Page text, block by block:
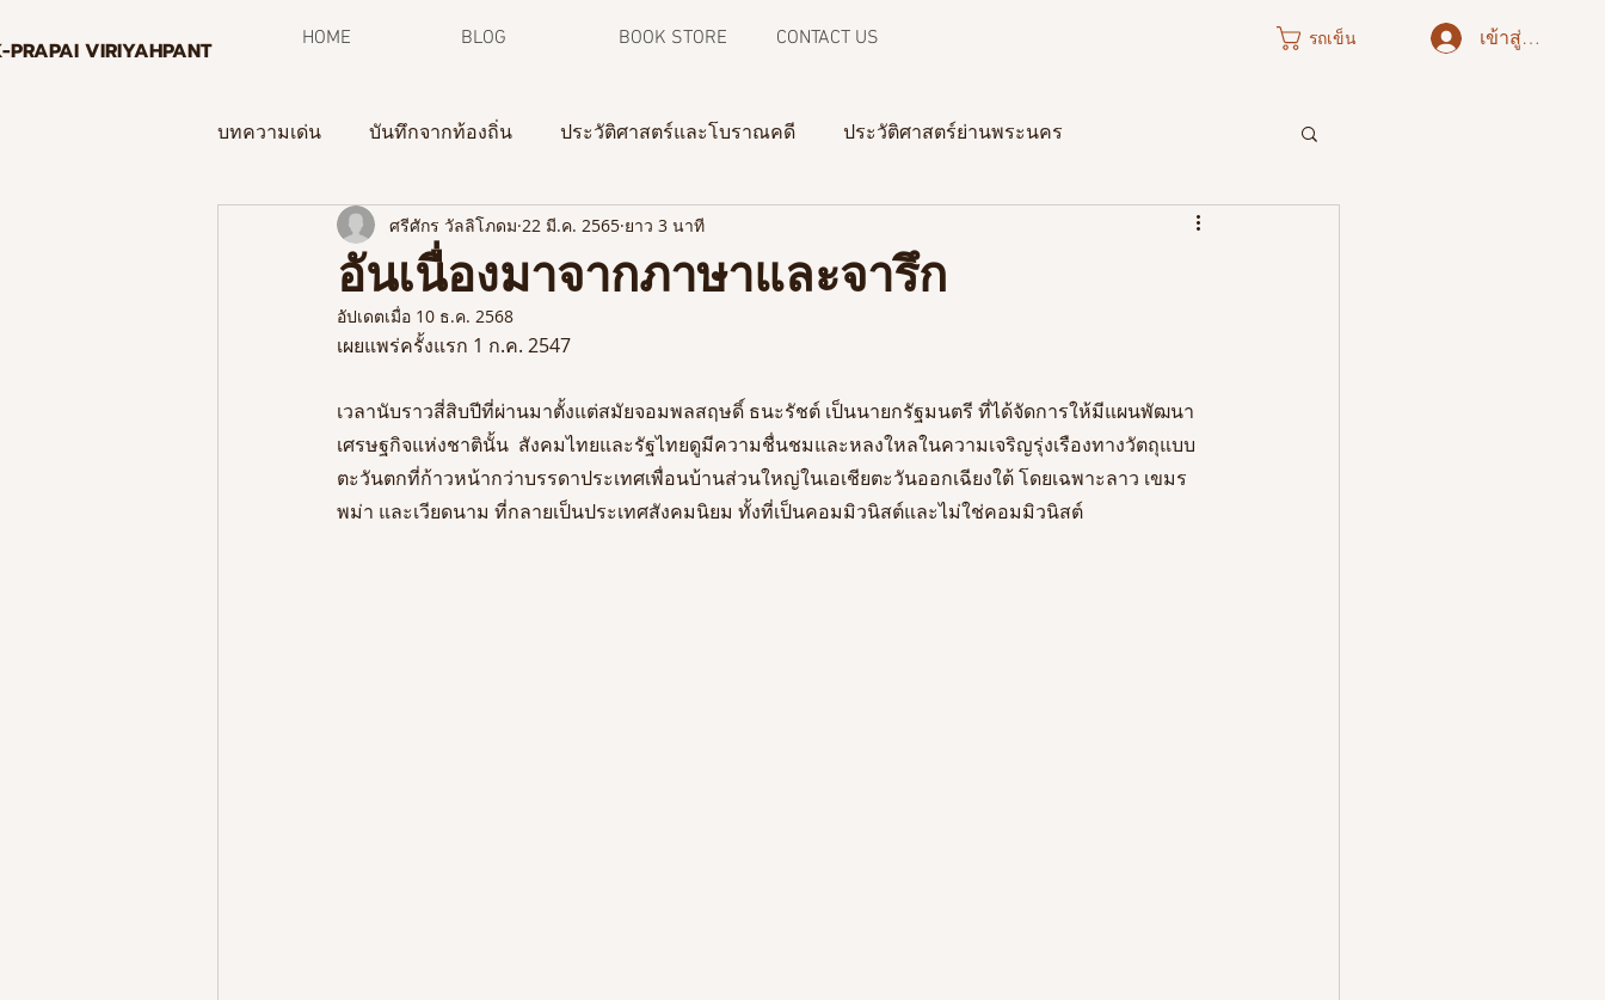
PRAPAI VIRIYAHPANT HOME BLOG BOOK STORE CONTACT US รถเข็น เข้าสู่ระบบ
บทความเด่น บันทึกจากท้องถิ่น ประวัติศาสตร์และโบราณคดี ประวัติศาสตร์ย่านพระนคร
กระบวนการพิพิธภัณฑ์ท้องถิ่น ความทรงจำจากภาพถ่าย
จดหมายข่าว
อันเนื่องมาจากภาษาและจารึก
ศรีศักร วัลลิโภดม 22 มี.ค. 2565 ยาว 3 นาที
อัปเดตเมื่อ 10 ธ.ค. 2568
เผยแพร่ครั้งแรก 1 ก.ค. 2547
เวลานับราวสี่สิบปีที่ผ่านมาตั้งแต่สมัยจอมพลสฤษดิ์ ธนะรัชต์ เป็นนายกรัฐมนตรี ที่ได้จัดการให้มีแผนพัฒนา
เศรษฐกิจแห่งชาตินั้น  สังคมไทยและรัฐไทยดูมีความชื่นชมและหลงใหลในความเจริญรุ่งเรืองทางวัตถุแบบ
ตะวันตกที่ก้าวหน้ากว่าบรรดาประเทศเพื่อนบ้านส่วนใหญ่ในเอเชียตะวันออกเฉียงใต้ โดยเฉพาะลาว เขมร
พม่า และเวียดนาม ที่กลายเป็นประเทศสังคมนิยม ทั้งที่เป็นคอมมิวนิสต์และไม่ใช่คอมมิวนิสต์